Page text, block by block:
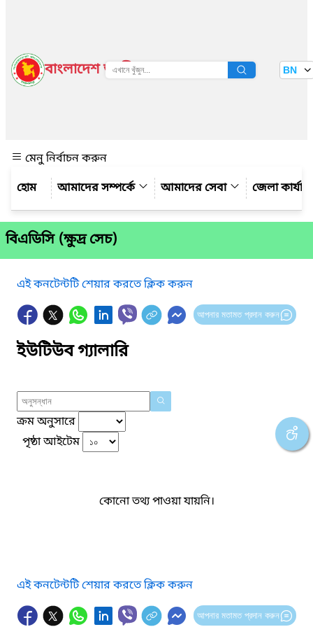
বাংলাদেশ জাতীয় তথ্য বাতায়ন BN
মেনু নির্বাচন করুন
আমাদের সম্পর্কে
আমাদের সেবা জেলা
বিএডিসি (ক্ষুদ্র সেচ)
এই কনটেন্টটি শেয়ার করতে ক্লিক করুন
আপনার মতামত প্রদান করুন
ইউটিউব গ্যালারি
ক্রম অনুসারে
পৃষ্ঠা আইটেম
কোনো তথ্য পাওয়া যায়নি।
এই কনটেন্টটি শেয়ার করতে ক্লিক করুন
আপনার মতামত প্রদান করুন